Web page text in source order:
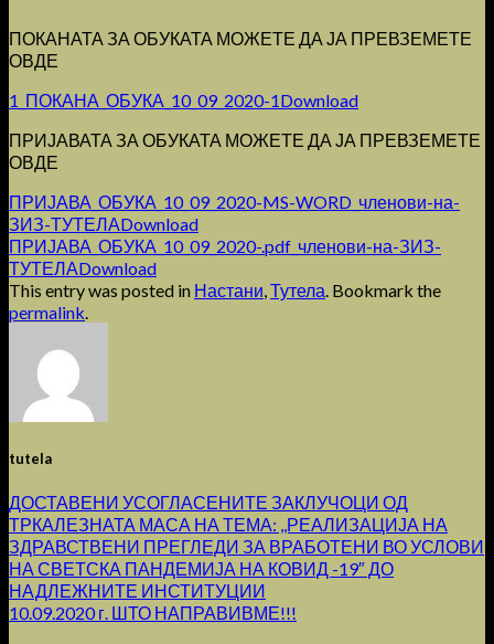
ПОКАНАТА ЗА ОБУКАТА МОЖЕТЕ ДА ЈА ПРЕВЗЕМЕТЕ
ОВДЕ
1_ПОКАНА_ОБУКА_10_09_2020-1Download
ПРИЈАВАТА ЗА ОБУКАТА МОЖЕТЕ ДА ЈА ПРЕВЗЕМЕТЕ
ОВДЕ
ПРИЈАВА_ОБУКА_10_09_2020-MS-WORD_членови-на-
ЗИЗ-ТУТЕЛАDownload
ПРИЈАВА_ОБУКА_10_09_2020-.pdf_членови-на-ЗИЗ-
ТУТЕЛАDownload
This entry was posted in Настани,Тутела. Bookmark the
permalink.
tutela
ДОСТАВЕНИ УСОГЛАСЕНИТЕ ЗАКЛУЧОЦИ ОД
ТРКАЛЕЗНАТА МАСА НА ТЕМА: ,,РЕАЛИЗАЦИЈА НА
ЗДРАВСТВЕНИ ПРЕГЛЕДИ ЗА ВРАБОТЕНИ ВО УСЛОВИ
НА СВЕТСКА ПАНДЕМИЈА НА КОВИД -19″ ДО
НАДЛЕЖНИТЕ ИНСТИТУЦИИ
10.09.2020 г. ШТО НАПРАВИВМЕ!!!